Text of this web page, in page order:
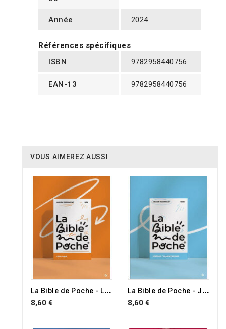
Année 2024
Références spécifiques
ISBN
9782958440756
EAN-13 9782958440756
VOUS AIMEREZ AUSSI
L
a Bible de Poche - Lévitique
8,60 €
L
a Bible de Poche - Jérémie, Lamentations
8,60 €